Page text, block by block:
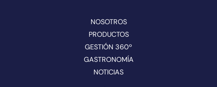
NOSOTROS
PRODUCTOS
GESTIÓN 360º
GASTRONOMÍA
NOTICIAS